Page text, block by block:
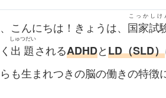
こんにちは！きょうは、 国家試
こっかしけ
出題
しゅつだい
されるADHDとLD（SLD）
も生まれつきの脳の働きの特徴